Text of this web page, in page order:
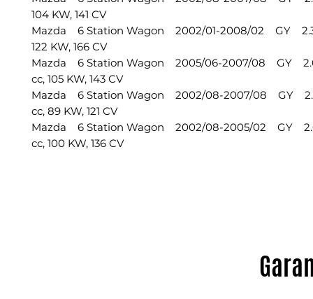
104 KW, 141 CV
Mazda 6 Station Wagon 2002/01-2008/02 GY
122 KW, 166 CV
Mazda 6 Station Wagon 2005/06-2007/08 GY
cc, 105 KW, 143 CV
Mazda 6 Station Wagon 2002/08-2007/08 GY
cc, 89 KW, 121 CV
Mazda 6 Station Wagon 2002/08-2005/02 GY
cc, 100 KW, 136 CV